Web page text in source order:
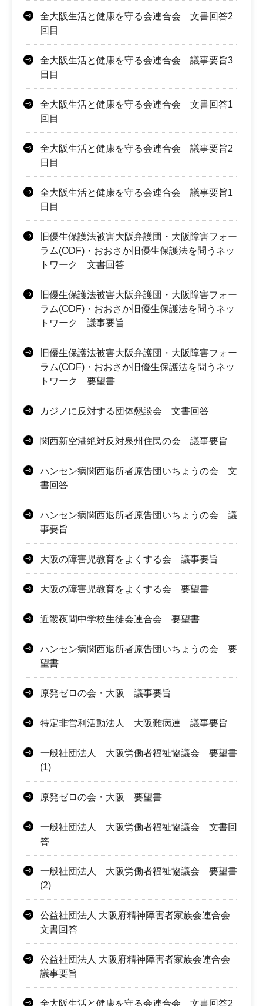
全大阪生活と健康を守る会連合会 文書回答2
回目
全大阪生活と健康を守る会連合会 議事要旨3
日目
全大阪生活と健康を守る会連合会 文書回答1
回目
全大阪生活と健康を守る会連合会 議事要旨2
日目
全大阪生活と健康を守る会連合会 議事要旨1
日目
旧優生保護法被害大阪弁護団・大阪障害フォー
ラム(ODF)・おおさか旧優生保護法を問うネッ
トワーク 文書回答
旧優生保護法被害大阪弁護団・大阪障害フォー
ラム(ODF)・おおさか旧優生保護法を問うネッ
トワーク 議事要旨
旧優生保護法被害大阪弁護団・大阪障害フォー
ラム(ODF)・おおさか旧優生保護法を問うネッ
トワーク 要望書
カジノに反対する団体懇談会 文書回答
関西新空港絶対反対泉州住民の会 議事要旨
ハンセン病関西退所者原告団いちょうの会 文
書回答
ハンセン病関西退所者原告団いちょうの会 議
事要旨
大阪の障害児教育をよくする会 議事要旨
大阪の障害児教育をよくする会 要望書
近畿夜間中学校生徒会連合会 要望書
ハンセン病関西退所者原告団いちょうの会 要
望書
原発ゼロの会・大阪 議事要旨
特定非営利活動法人 大阪難病連 議事要旨
一般社団法人 大阪労働者福祉協議会 要望書
(1)
原発ゼロの会・大阪 要望書
一般社団法人 大阪労働者福祉協議会 文書回
答
一般社団法人 大阪労働者福祉協議会 要望書
(2)
公益社団法人 大阪府精神障害者家族会連合会
文書回答
公益社団法人 大阪府精神障害者家族会連合会
議事要旨
全大阪生活と健康を守る会連合会 文書回答2